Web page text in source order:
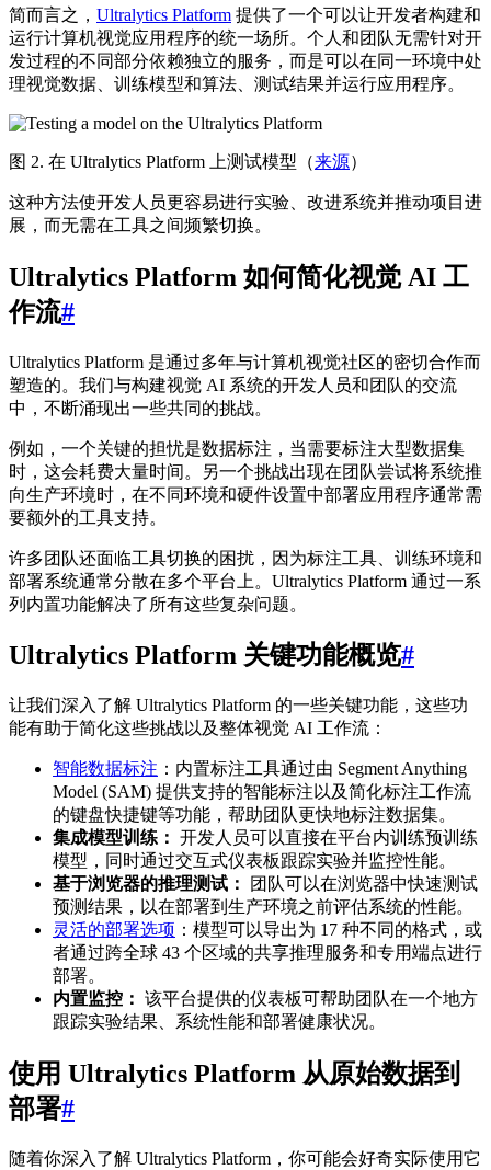
简而言之， Ultralytics Platform 提供了一个可以让开发者构建和
运行计算机视觉应用程序的统一场所。个人和团队无需针对开
发过程的不同部分依赖独立的服务，而是可以在同一环境中处
理视觉数据、训练模型和算法、测试结果并运行应用程序。
图 2. 在 Ultralytics Platform 上测试模型（来源）
这种方法使开发人员更容易进行实验、改进系统并推动项目进
展，而无需在工具之间频繁切换。
Ultralytics Platform 如何简化视觉 AI 工
作流#
Ultralytics Platform 是通过多年与计算机视觉社区的密切合作而
塑造的。我们与构建视觉 AI 系统的开发人员和团队的交流
中，不断涌现出一些共同的挑战。
例如，一个关键的担忧是数据标注，当需要标注大型数据集
时，这会耗费大量时间。另一个挑战出现在团队尝试将系统推
向生产环境时，在不同环境和硬件设置中部署应用程序通常需
要额外的工具支持。
许多团队还面临工具切换的困扰，因为标注工具、训练环境和
部署系统通常分散在多个平台上。Ultralytics Platform 通过一系
列内置功能解决了所有这些复杂问题。
Ultralytics Platform 关键功能概览#
让我们深入了解 Ultralytics Platform 的一些关键功能，这些功
能有助于简化这些挑战以及整体视觉 AI 工作流：
智能数据标注 ：内置标注工具通过由 Segment Anything
Model (SAM) 提供支持的智能标注以及简化标注工作流
的键盘快捷键等功能，帮助团队更快地标注数据集。
集成模型训练： 开发人员可以直接在平台内训练预训练
模型，同时通过交互式仪表板跟踪实验并监控性能。
基于浏览器的推理测试：
团队可以在浏览器中快速测试
预测结果，以在部署到生产环境之前评估系统的性能。
灵活的部署选项 ：模型可以导出为 17 种不同的格式，或
者通过跨全球 43 个区域的共享推理服务和专用端点进行
部署。
内置监控： 该平台提供的仪表板可帮助团队在一个地方
跟踪实验结果、系统性能和部署健康状况。
使用 Ultralytics Platform 从原始数据到
部署#
随着你深入了解 Ultralytics Platform，你可能会好奇实际使用它